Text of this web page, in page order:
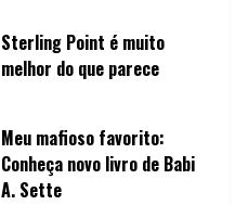
Sterling Point é muito
melhor do que parece
Meu mafioso favorito:
Conheça novo livro de Babi
A. Sette